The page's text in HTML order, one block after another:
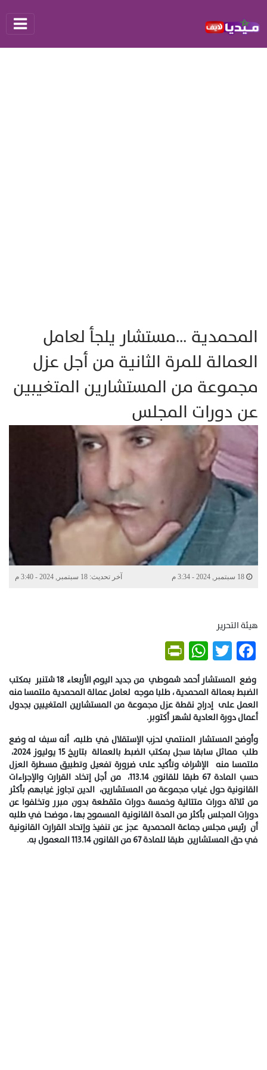
المحمدية …مستشار يلجأ لعامل
العمالة للمرة الثانية من أجل عزل
مجموعة من المستشارين المتغيبين
عن دورات المجلس
آخر تحديث: 18 سبتمبر, 2024 - 3:40 م
هيئة التحرير
Facebook
Twitter
WhatsApp
وضع المستشار أحمد شموطي من جديد اليوم الأربعاء 18 شتنبر بمكتب
الضبط بعمالة المحمدية ، طلبا موجه لعامل عمالة المحمدية ملتمسا منه
العمل على إدراج نقطة عزل مجموعة من المستشارين المتغيبين بجدول
أعمال دورة العادية لشهر أكتوبر.
وأوضح المستشار المنتمي لحزب الإستقلال في طلبه، أنه سبف له وضع
طلب مماثل سابقا سجل بمكتب الضبط بالعمالة بتاريخ 15 يوليوز 2024،
ملتمسا منه الإشراف وتأكيد على ضرورة تفعيل وتطبيق مسطرة العزل
حسب المادة 67 طبقا للقانون 113.14، من أجل إتخاد القرارت والإجراءات
القانونية حول غياب مجموعة من المستشارين، الدين تجاوز غيابهم بأكثر
من ثلاثة دورات متتالية وخمسة دورات متقطعة بدون مبرر وتخلفوا عن
دورات المجلس بأكثر من المدة القانونية المسموح بها ، موضحا في طلبه
أن رئيس مجلس جماعة المحمدية عجز عن تنفيذ وإتحاد القرارتالقانونية
في حق المستشارين طبقا للمادة 67 من القانون 113.14 المعمول به.